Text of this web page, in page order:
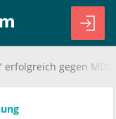
gegen MDS